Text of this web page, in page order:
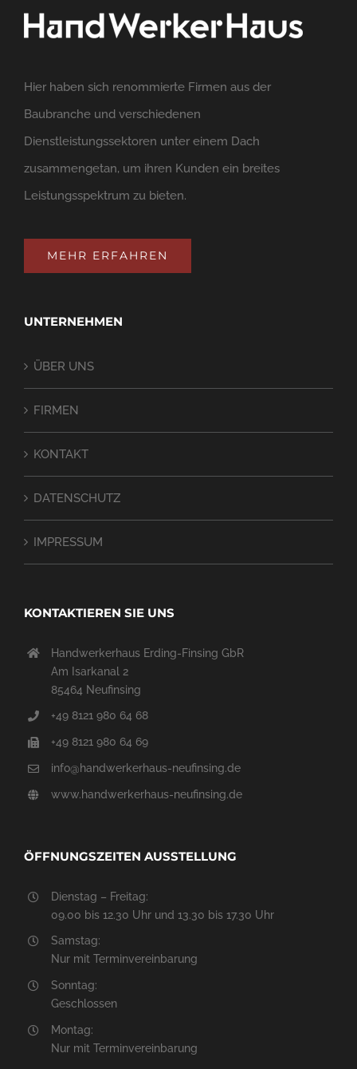
Hier haben sich renommierte Firmen aus der
Baubranche und verschiedenen
Dienstleistungssektoren unter einem Dach
zusammengetan, um ihren Kunden ein breites
Leistungsspektrum zu bieten.
MEHR ERFAHREN
UNTERNEHMEN
ÜBER UNS
FIRMEN
KONTAKT
DATENSCHUTZ
IMPRESSUM
KONTAKTIEREN SIE UNS
Handwerkerhaus Erding-Finsing GbR
Am Isarkanal 2
85464 Neufinsing
+49 8121 980 64 68
+49 8121 980 64 69
info@handwerkerhaus-neufinsing.de
www.handwerkerhaus-neufinsing.de
ÖFFNUNGSZEITEN AUSSTELLUNG
Dienstag – Freitag:
09.00 bis 12.30 Uhr und 13.30 bis 17.30 Uhr
Samstag:
Nur mit Terminvereinbarung
Sonntag:
Geschlossen
Montag:
Nur mit Terminvereinbarung